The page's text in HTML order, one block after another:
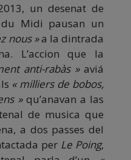
un desenat de
Midi pausan un
nous »a la dintrada
L’accion que la
anti-rabàs »aviá
« milliers de bobos,
»qu’anavan a las
de musica que
a dos passes del
per Le Poing,